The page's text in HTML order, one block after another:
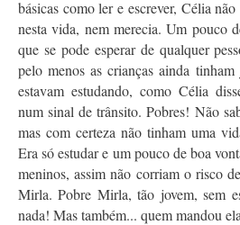
básicas como ler e escrever, Célia
nesta vida, nem merecia. Um pouco
que se pode esperar de qualquer
pelo menos as crianças ainda
estavam estudando, como Célia
num sinal de trânsito. Pobres! Não
mas com certeza não tinham uma
Era só estudar e um pouco de boa
meninos, assim não corriam o risco
Mirla. Pobre Mirla, tão jovem, sem
nada! Mas também... quem mandou